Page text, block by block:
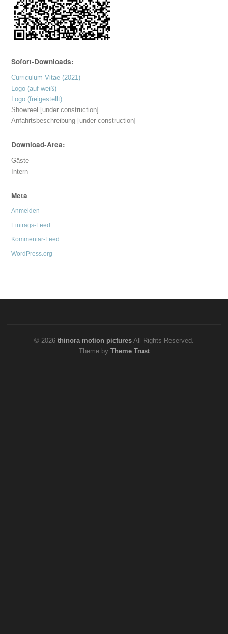
Sofort-Downloads:
Curriculum Vitae (2021)
Logo (auf weiß)
Logo (freigestellt)
Showreel [under construction]
Anfahrtsbeschreibung [under construction]
Download-Area:
Gäste
Intern
Meta
Anmelden
Eintrags-Feed
Kommentar-Feed
WordPress.org
© 2026 thinora motion pictures All Rights Reserved.
Theme by Theme Trust